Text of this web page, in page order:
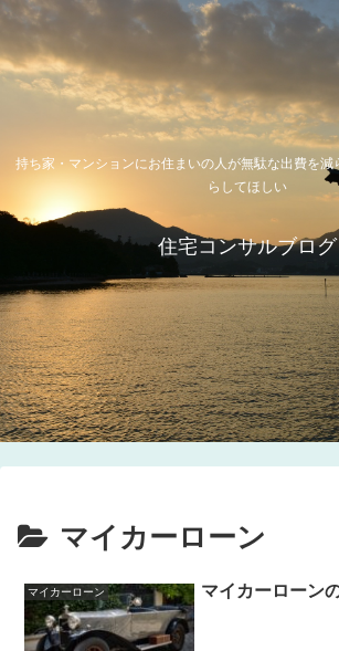
持ち家・マンションにお住まいの人が無駄な出費を
らしてほしい
住宅コンサルブログ
マイカーローン
マイカーローン マイカーローン